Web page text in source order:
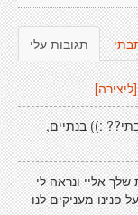
תגובות עלי
[ליצירה]
:)) בנתיים,
אליי ונראה לי
מעניקים לנו